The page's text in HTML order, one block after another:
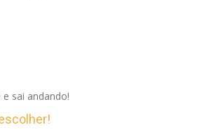
sai andando!